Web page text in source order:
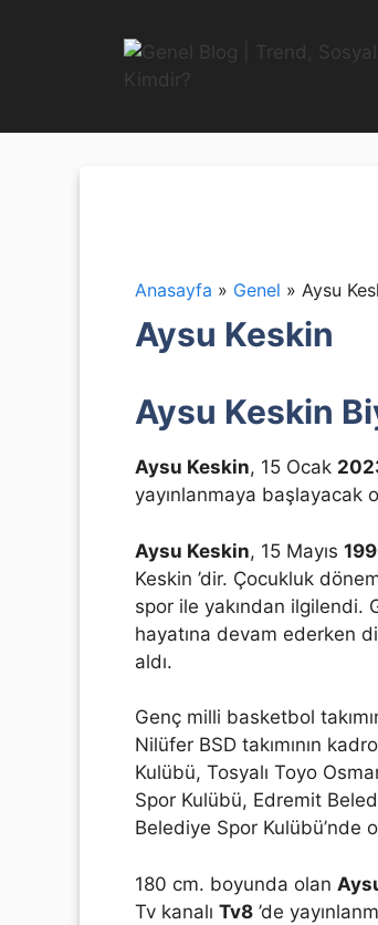
Anasayfa » Genel » Aysu
Aysu Keskin
Aysu Keskin
Aysu Keskin, 15 Ocak
yayınlanmaya başlayacak
Aysu Keskin, 15 Mayıs
Keskin ’dir. Çocukluk
spor ile yakından ilgilendi.
hayatına devam ederken
aldı.
Genç milli basketbol
Nilüfer BSD takımının
Kulübü, Tosyalı Toyo
Spor Kulübü, Edremit
Belediye Spor Kulübü’nde
180 cm. boyunda olan
Tv kanalı Tv8 ’de